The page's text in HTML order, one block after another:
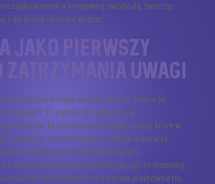
a kreatywną swobodą, tworząc
i do której chce się wracać.
jako pierwszy
zatrzymania uwagi
na stronę kasyna niemal od razu ocenia jej
przepych? To pytanie przewija się w
platformy. Ta pierwsza przyciąga osoby, które w
i jasności, z kolei bogata w detale aranżacja
oczekują intensywnych wrażeń i
Nowoczesne kasyna potrafią łączyć te elementy,
układ menu i zarazem efektowne tło